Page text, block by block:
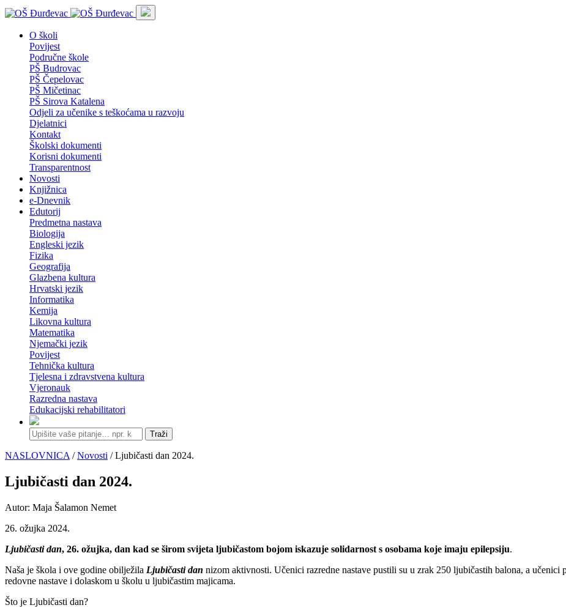
O školi
Povijest
Područne škole
PŠ Budrovac
PŠ Čepelovac
PŠ Mičetinac
PŠ Sirova Katalena
Odjeli za učenike s teškoćama u razvoju
Djelatnici
Kontakt
Školski dokumenti
Korisni dokumenti
Transparentnost
Novosti
Knjižnica
e-Dnevnik
Edutorij
Predmetna nastava
Biologija
Engleski jezik
Fizika
Geografija
Glazbena kultura
Hrvatski jezik
Informatika
Kemija
Likovna kultura
Matematika
Njemački jezik
Povijest
Tehnička kultura
Tjelesna i zdravstvena kultura
Vjeronauk
Razredna nastava
Edukacijski rehabilitatori
Traži
NASLOVNICA /Novosti / Ljubičasti dan 2024.
Ljubičasti dan 2024.
Autor: Maja Šalamon Nemet
26. ožujka 2024.
Ljubičasti dan, 26. ožujka, dan kad se širom svijeta ljubičastom bojom iskazuje solidarnost s osobama koje imaju epilepsiju.
Naša je škola i ove godine obilježila Ljubičasti dan nizom aktivnosti. Učenici razredne nastave pustili su u zrak 250 ljubičastih balona, a
redovne nastave i dolaskom u školu u ljubičastim majicama.
Što je Ljubičasti dan?